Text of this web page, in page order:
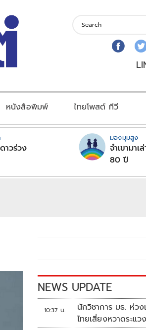
หนังสือพิมพ์ ไทยโพสต์ ทีวี
าวร่วง
มองมุมสูง
จำเขามาเ
80 ปี
NEWS UPDATE
10:37 น.
นักวิชาการ มธ. ห่ว
ไทยเสี่ยงหวาดระแ